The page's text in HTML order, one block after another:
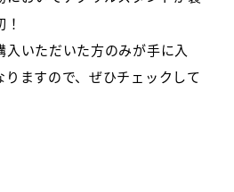
いただいた方のみが手に入
ますので、ぜひチェックして